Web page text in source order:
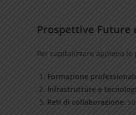
Prospettive Future
Per capitalizzare appieno
Formazione
Infrastrutture e
Reti di collaborazione: